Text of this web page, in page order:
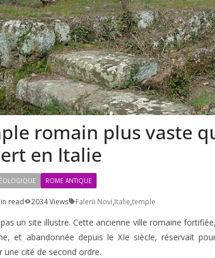
romain plus vaste
en Italie
ROME ANTIQUE
read 2034 Views Falerii Novi,Italie,temple
pas un site illustre. Cette ancienne ville romaine
et abandonnée depuis le XIe siècle, réservait
une cité de second ordre.